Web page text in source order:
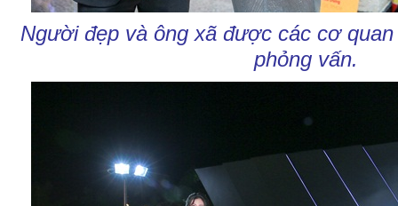
Người đẹp và ông xã được các cơ
phỏng vấn.